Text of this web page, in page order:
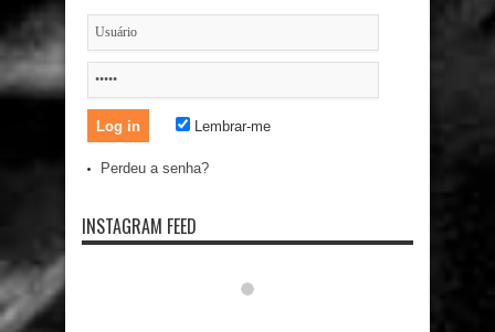
Lembrar-me
Perdeu a senha?
INSTAGRAM FEED